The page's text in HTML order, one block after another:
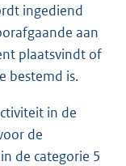
ingediend
aan
plaatsvindt of
bestemd is.
in de
de
de categorie 5